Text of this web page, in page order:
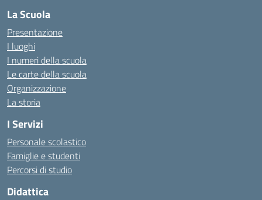
La Scuola
Presentazione
I luoghi
I numeri della scuola
Le carte della scuola
Organizzazione
La storia
I Servizi
Personale scolastico
Famiglie e studenti
Percorsi di studio
Didattica